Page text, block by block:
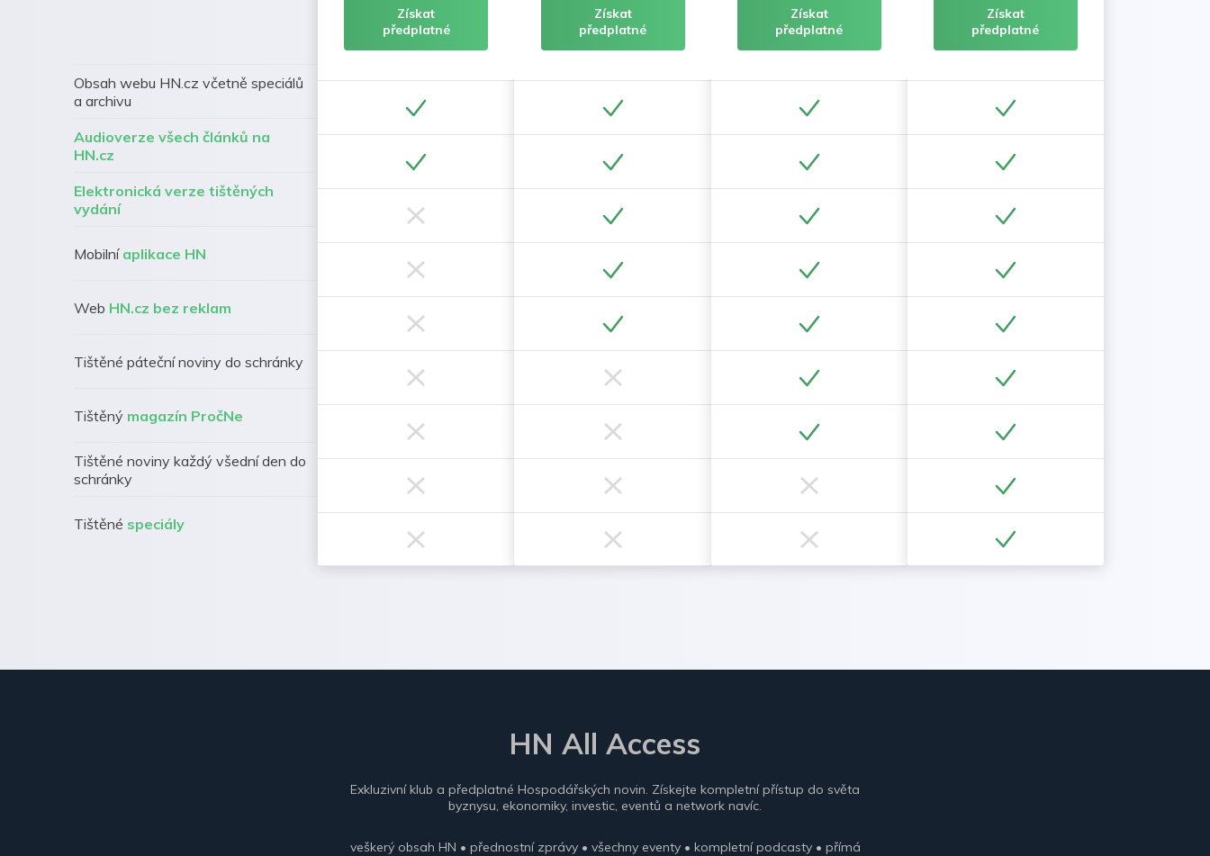
Obsah webu HN.cz včetně speciálů
a archivu
Audioverze všech článků na
HN.cz
Elektronická verze tištěných
vydání
Mobilní aplikace HN
Web HN.cz bez reklam
Tištěné páteční noviny do schránky
Tištěný magazín PročNe
Tištěné noviny každý všední den do
schránky
Tištěné speciály
Získat
předplatné
Získat
předplatné
Získat
předplatné
Získat
předplatné
HN All Access
Exkluzivní klub a předplatné Hospodářských novin. Získejte kompletní přístup do světa
byznysu, ekonomiky, investic, eventů a network navíc.
veškerý obsah HN • přednostní zprávy • všechny eventy • kompletní podcasty • přímá